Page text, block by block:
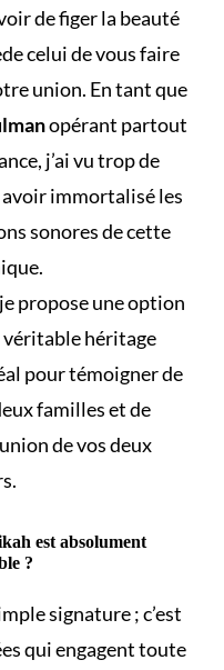
de figer la beauté
celui de vous faire
union. En tant que
opérant partout
j’ai vu trop de
immortalisé les
sonores de cette
propose une option
véritable héritage
pour témoigner de
familles et de
de vos deux
est absolument
?
signature ; c’est
qui engagent toute